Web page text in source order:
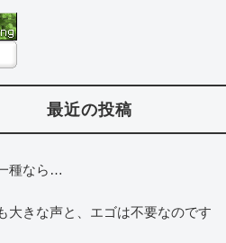
最近の投稿
種なら…
大きな声と、エゴは不要なのです